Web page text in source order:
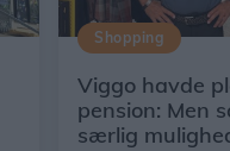
Shopping
Viggo havde
pension: Men
særlig